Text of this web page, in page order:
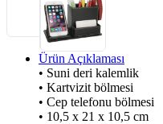
Ürün Açıklaması
• Suni deri kalemlik
• Kartvizit bölmesi
• Cep telefonu bölmesi
• 10,5 x 21 x 10,5 cm